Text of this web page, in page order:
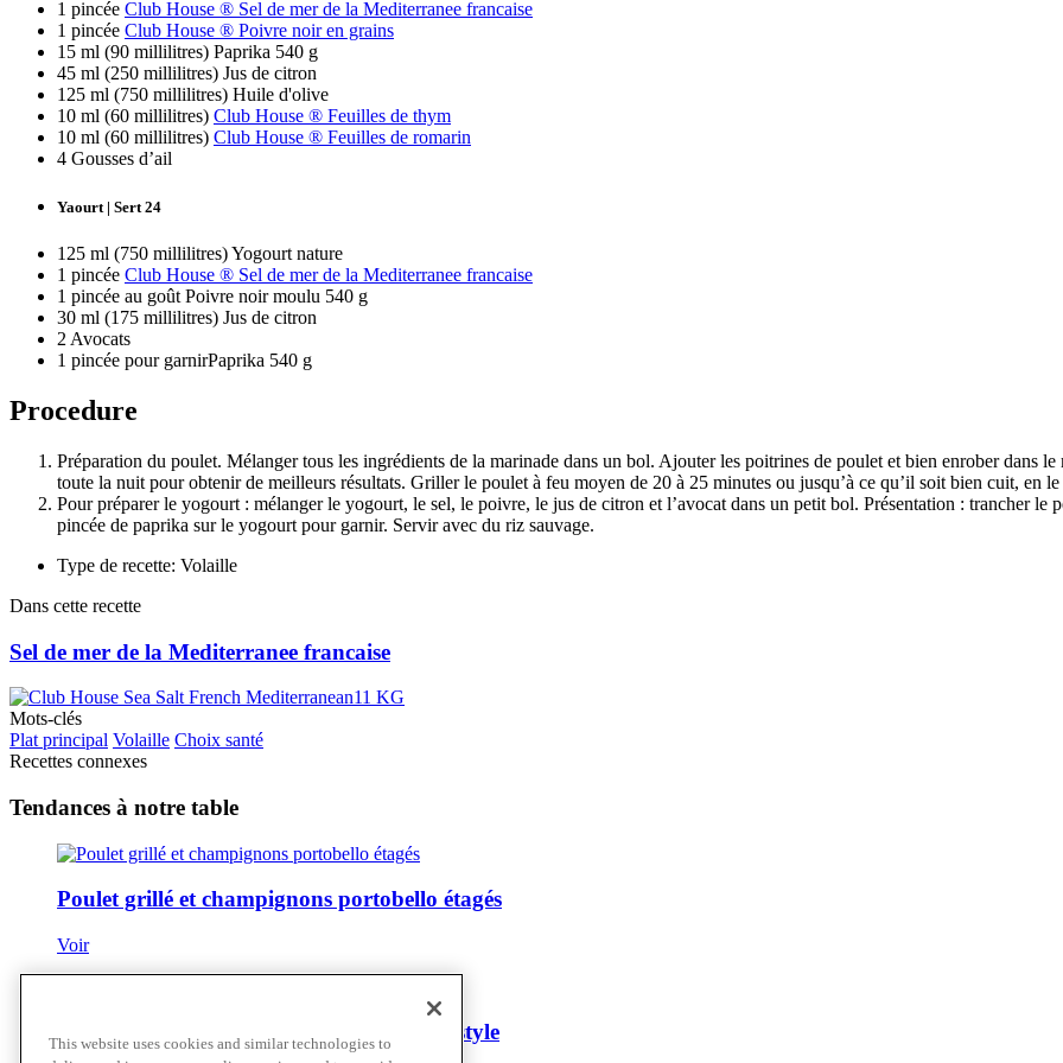
1 pincée Club House ® Sel de mer de la Mediterranee francaise
1 pincée Club House ® Poivre noir en grains
15 ml (90 millilitres) Paprika 540 g
45 ml (250 millilitres) Jus de citron
125 ml (750 millilitres) Huile d'olive
10 ml (60 millilitres) Club House ® Feuilles de thym
10 ml (60 millilitres) Club House ® Feuilles de romarin
4 Gousses d’ail
Yaourt | Sert 24
125 ml (750 millilitres) Yogourt nature
1 pincée Club House ® Sel de mer de la Mediterranee francaise
1 pincée au goût Poivre noir moulu 540 g
30 ml (175 millilitres) Jus de citron
2 Avocats
1 pincée pour garnirPaprika 540 g
Procedure
Préparation du poulet. Mélanger tous les ingrédients de la marinade dans un bol. Ajouter les poitrines de poulet et bien enrober dans
toute la nuit pour obtenir de meilleurs résultats. Griller le poulet à feu moyen de 20 à 25 minutes ou jusqu’à ce qu’il soit bien cuit, en le
Pour préparer le yogourt : mélanger le yogourt, le sel, le poivre, le jus de citron et l’avocat dans un petit bol. Présentation : trancher le
pincée de paprika sur le yogourt pour garnir. Servir avec du riz sauvage.
Type de recette: Volaille
Dans cette recette
Sel de mer de la Mediterranee francaise
Mots-clés
Plat principal Volaille Choix santé
Recettes connexes
Tendances à notre table
Poulet grillé et champignons portobello étagés
Voir
Suprême de poulet de Cornouailles BBQ style
This website uses cookies and similar technologies to